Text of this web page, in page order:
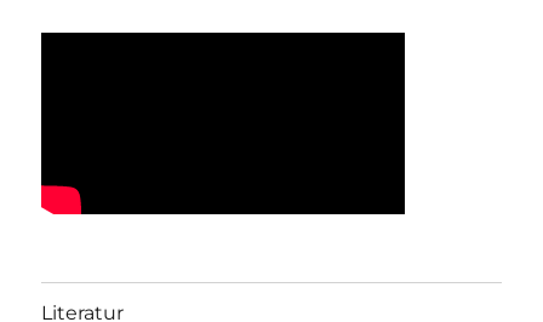
Literatur